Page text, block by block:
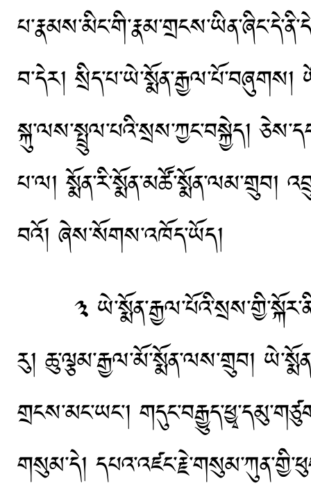
བ་དེར། སྲིད་པ་ཡེ་སྨོན་རྒྱལ་པོ་བཞུགས།
སྐུ་ལས་སྤྲུལ་པའི་སྲས་ཀྱང་བསྐྱེད།
པ་ལ། སྨོན་རི་སྨོན་མཚོ་སྨོན་ལམ་གྲུབ།
བའོ། ཞེས་སོགས་འཁོད་ཡོད།
༣
རུ། ཆུ་ལྕམ་རྒྱལ་མོ་སྨོན་ལས་གྲུབ།
གྲངས་མང་ཡང་།
གསུམ་དེ།